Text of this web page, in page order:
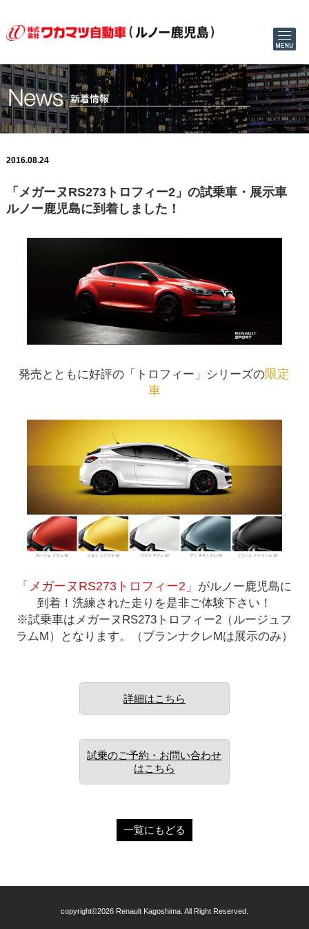
2016.08.24
「メガーヌRS273トロフィー2」の試乗車・展示車
ルノー鹿児島に到着しました！
発売とともに好評の「トロフィー」シリーズの限定
車
「メガーヌRS273トロフィー2」 がルノー鹿児島に
到着！洗練された走りを是非ご体験下さい！
※試乗車はメガーヌRS273トロフィー2（ルージュフ
ラムM）となります。（ブランナクレMは展示のみ）
詳細はこちら
試乗のご予約・お問い合わせ
はこちら
一覧にもどる
copyright©2026 Renault Kagoshima. All Right Reserved.